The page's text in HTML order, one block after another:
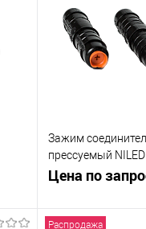
Зажим
прессуемый
для соединения
Цена по
Распродажа